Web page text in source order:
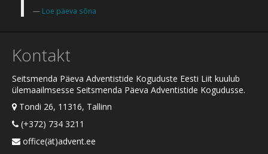
Loe päeva sõna
Kontakt
Seitsmenda Päeva Adventistide Koguduste Eesti Liit kuulub
ülemaailmsesse Seitsmenda Päeva Adventistide Kogudusse.
Tondi 26, 11316, Tallinn
(+372) 734 3211
office(ät)advent.ee